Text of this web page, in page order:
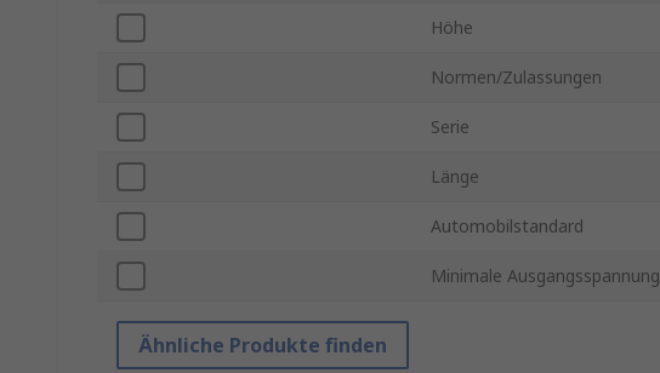
Höhe
Normen/Zulassungen
Serie
Länge
Automobilstandard
Minimale Ausgangsspannung
Ähnliche Produkte finden